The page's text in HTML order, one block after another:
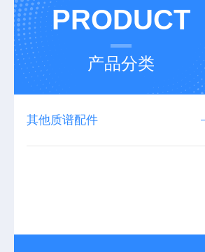
PRODUCT
产品分类
其他质谱配件